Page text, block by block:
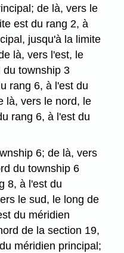
de là, vers le
est du rang 2, à
jusqu'à la limite
là, vers l'est, le
du township 3
rang 6, à l'est du
là, vers le nord, le
rang 6, à l'est du
6; de là, vers
du township 6
8, à l'est du
le sud, le long de
du méridien
de la section 19,
méridien principal;